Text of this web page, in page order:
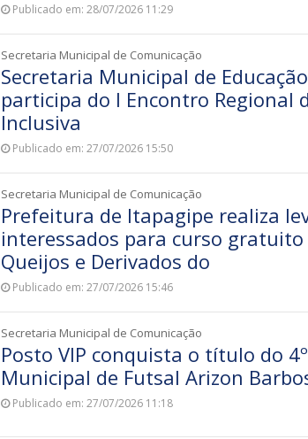
Publicado em: 28/07/2026 11:29
Secretaria Municipal de Comunicação
Secretaria Municipal de
participa do I Encontro Regional
Inclusiva
Publicado em: 27/07/2026 15:50
Secretaria Municipal de Comunicação
Prefeitura de Itapagipe realiza
interessados para curso gratuito
Queijos e Derivados do
Publicado em: 27/07/2026 15:46
Secretaria Municipal de Comunicação
Posto VIP conquista o título do
Municipal de Futsal Arizon
Publicado em: 27/07/2026 11:18